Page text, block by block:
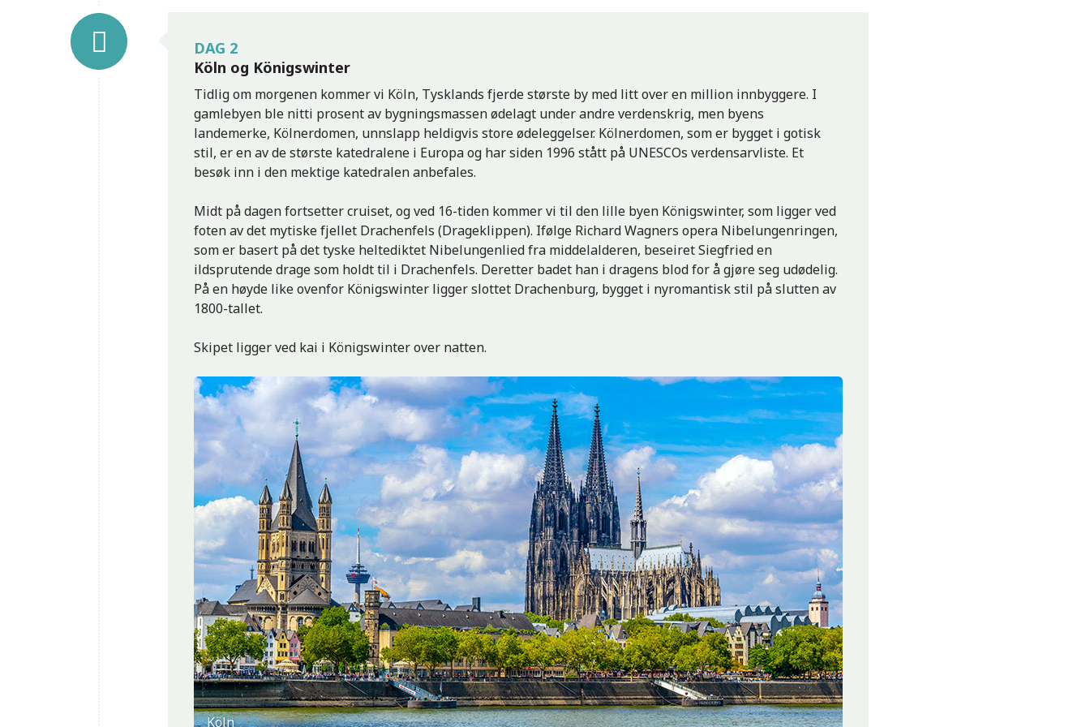
DAG 2
Köln og Königswinter
Tidlig om morgenen kommer vi Köln, Tysklands fjerde største by med litt over en million innbyggere. I
gamlebyen ble nitti prosent av bygningsmassen ødelagt under andre verdenskrig, men byens
landemerke, Kölnerdomen, unnslapp heldigvis store ødeleggelser. Kölnerdomen, som er bygget i gotisk
stil, er en av de største katedralene i Europa og har siden 1996 stått på UNESCOs verdensarvliste. Et
besøk inn i den mektige katedralen anbefales.
Midt på dagen fortsetter cruiset, og ved 16-tiden kommer vi til den lille byen Königswinter, som ligger ved
foten av det mytiske fjellet Drachenfels (Drageklippen). Ifølge Richard Wagners opera Nibelungenringen,
som er basert på det tyske heltediktet Nibelungenlied fra middelalderen, beseiret Siegfried en
ildsprutende drage som holdt til i Drachenfels. Deretter badet han i dragens blod for å gjøre seg udødelig.
På en høyde like ovenfor Königswinter ligger slottet Drachenburg, bygget i nyromantisk stil på slutten av
1800-tallet.
Skipet ligger ved kai i Königswinter over natten.
Köln